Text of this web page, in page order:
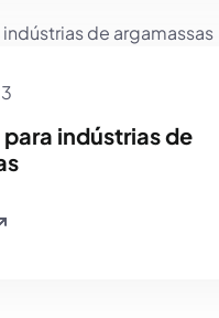
indústrias de